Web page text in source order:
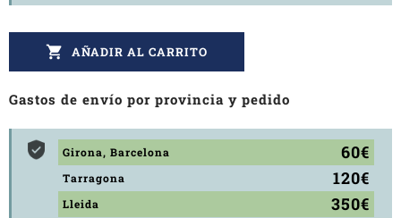
 AÑADIR AL CARRITO
Gastos de envío por provincia y pedido
Girona, Barcelona 60€
Tarragona 120€
Lleida 350€